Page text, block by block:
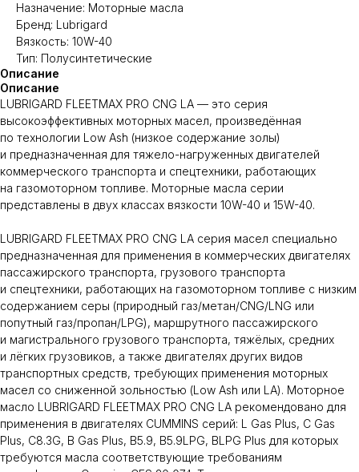
Назначение: Моторные масла
Бренд: Lubrigard
Вязкость: 10W-40
Тип: Полусинтетические
Описание
Описание
LUBRIGARD FLEETMAX PRO CNG LA — это серия
высокоэффективных моторных масел, произведённая
по технологии Low Ash (низкое содержание золы)
и предназначенная для тяжело-нагруженных двигателей
коммерческого транспорта и спецтехники, работающих
на газомоторном топливе. Моторные масла серии
представлены в двух классах вязкости 10W-40 и 15W-40.
LUBRIGARD FLEETMAX PRO CNG LA серия масел специально
предназначенная для применения в коммерческих двигателях
пассажирского транспорта, грузового транспорта
и спецтехники, работающих на газомоторном топливе с низким
содержанием серы (природный газ/метан/CNG/LNG или
попутный газ/пропан/LPG), маршрутного пассажирского
и магистрального грузового транспорта, тяжёлых, средних
и лёгких грузовиков, а также двигателях других видов
транспортных средств, требующих применения моторных
масел со сниженной зольностью (Low Ash или LA). Моторное
масло LUBRIGARD FLEETMAX PRO CNG LA рекомендовано для
применения в двигателях CUMMINS серий: L Gas Plus, C Gas
Plus, C8.3G, B Gas Plus, B5.9, B5.9LPG, BLPG Plus для которых
требуются масла соответствующие требованиям